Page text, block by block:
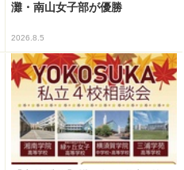
灘・南山女子部が優勝
2026.8.5